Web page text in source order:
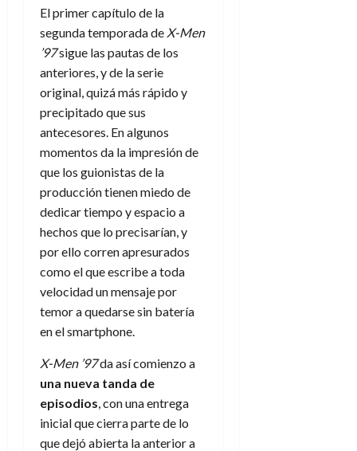
El primer capítulo de la
segunda temporada de X-Men
’97sigue las pautas de los
anteriores, y de la serie
original, quizá más rápido y
precipitado que sus
antecesores. En algunos
momentos da la impresión de
que los guionistas de la
producción tienen miedo de
dedicar tiempo y espacio a
hechos que lo precisarían, y
por ello corren apresurados
como el que escribe a toda
velocidad un mensaje por
temor a quedarse sin batería
en el smartphone.
X-Men ’97da así comienzo a
una nueva tanda de
episodios , con una entrega
inicial que cierra parte de lo
que dejó abierta la anterior a